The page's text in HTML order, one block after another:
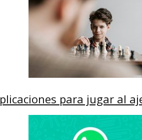
para jugar al